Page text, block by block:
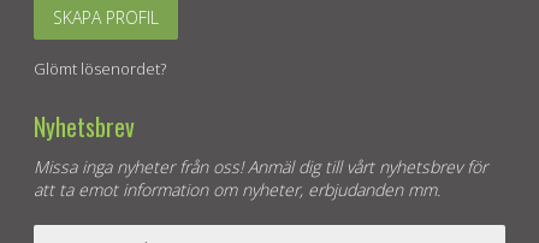
SKAPA PROFIL
Glömt lösenordet?
Nyhetsbrev
Missa inga nyheter från oss! Anmäl dig till vårt nyhetsbrev för
att ta emot information om nyheter, erbjudanden mm.